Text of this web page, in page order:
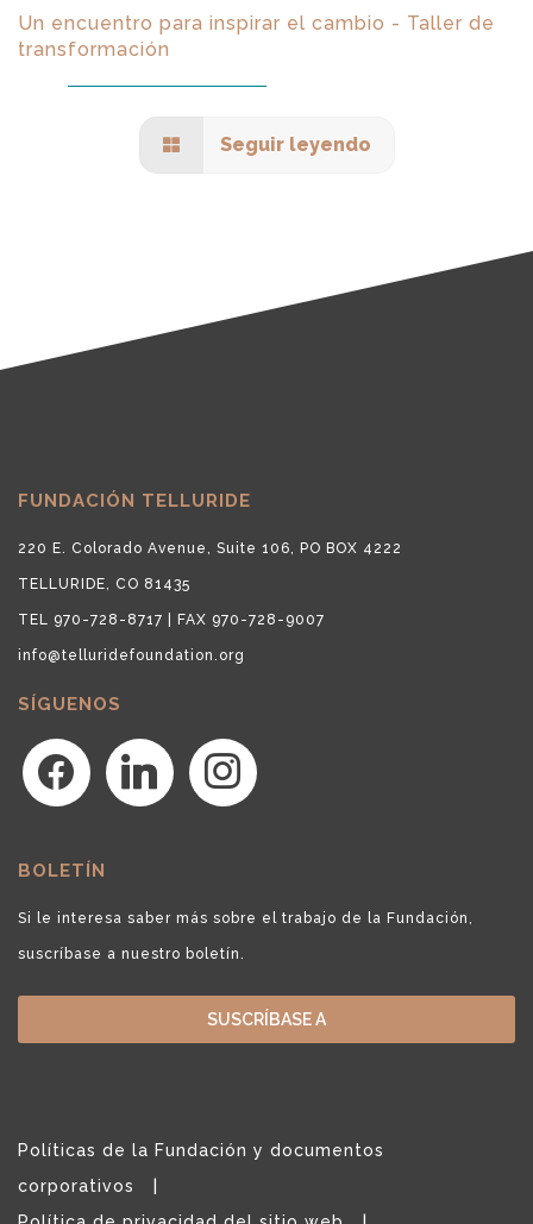
Un encuentro para inspirar el cambio - Taller de
transformación
Seguir leyendo
FUNDACIÓN TELLURIDE
220 E. Colorado Avenue, Suite 106, PO BOX 4222
TELLURIDE, CO 81435
TEL 970-728-8717 | FAX 970-728-9007
info@telluridefoundation.org
SÍGUENOS
facebook linkedin instagram
BOLETÍN
Si le interesa saber más sobre el trabajo de la Fundación,
suscríbase a nuestro boletín.
SUSCRÍBASE A
Políticas de la Fundación y documentos
corporativos